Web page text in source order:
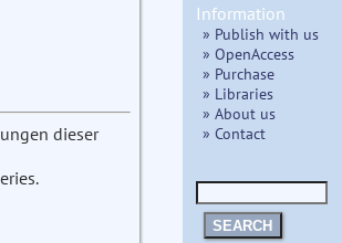
dieser
Information
» Publish with us
» OpenAccess
» Purchase
» Libraries
» About us
» Contact
SEARCH